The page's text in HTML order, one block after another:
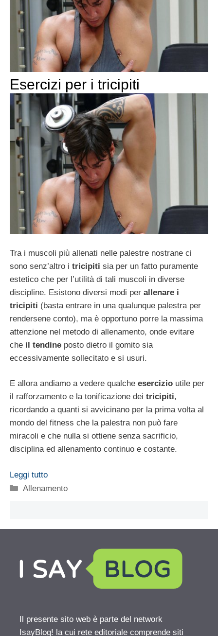
Esercizi per i tricipiti
Tra i muscoli più allenati nelle palestre nostrane ci
sono senz’altro i tricipiti sia per un fatto puramente
estetico che per l’utilità di tali muscoli in diverse
discipline. Esistono diversi modi per allenare i
tricipiti (basta entrare in una qualunque palestra per
rendersene conto), ma è opportuno porre la massima
attenzione nel metodo di allenamento, onde evitare
che il tendine posto dietro il gomito sia
eccessivamente sollecitato e si usuri.
E allora andiamo a vedere qualche esercizio utile per
il rafforzamento e la tonificazione dei tricipiti,
ricordando a quanti si avvicinano per la prima volta al
mondo del fitness che la palestra non può fare
miracoli e che nulla si ottiene senza sacrificio,
disciplina ed allenamento continuo e costante.
Leggi tutto
Categorie
Allenamento
Il presente sito web è parte del network
IsayBlog! la cui rete editoriale comprende siti